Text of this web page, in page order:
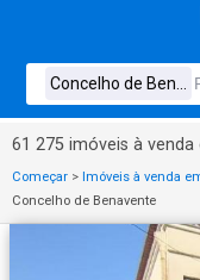
61 275 imóveis à
Começar > Imóveis à venda
Concelho de Benavente